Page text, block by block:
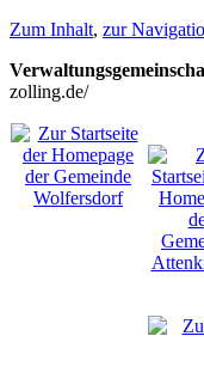
Zum Inhalt, zur
zolling.de/